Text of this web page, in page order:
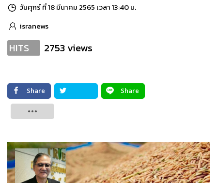
วันศุกร์ ที่ 18 มีนาคม 2565 เวลา 13:40 น.
isranews
HITS 2753 views
Share
Share